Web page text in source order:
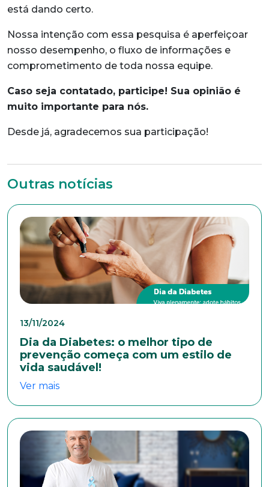
está dando certo.
Nossa intenção com essa pesquisa é aperfeiçoar
nosso desempenho, o fluxo de informações e
comprometimento de toda nossa equipe.
Caso seja contatado, participe! Sua opinião é
muito importante para nós.
Desde já, agradecemos sua participação!
Outras notícias
13/11/2024
Dia da Diabetes: o melhor tipo de
prevenção começa com um estilo de
vida saudável!
Ver mais
Trabalhe conosco
Faça parte de uma instituição sólida, ética e
anexe seu currículo.
Nome completo*
Telefone
Endereço
Bairro
Cidade